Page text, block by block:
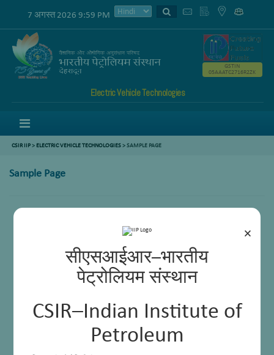
×
सीएसआईआर–भारतीय
पेट्रोलियम संस्थान
CSIR–Indian Institute of
Petroleum
7 अगस्त 2026 9:59 PM
Electric Vehicle Technologies
GSTIN
05AAATC2716R2ZK
CSIR IIP> ELECTRIC VEHICLE TECHNOLOGIES>SAMPLE PAGE
Sample Page